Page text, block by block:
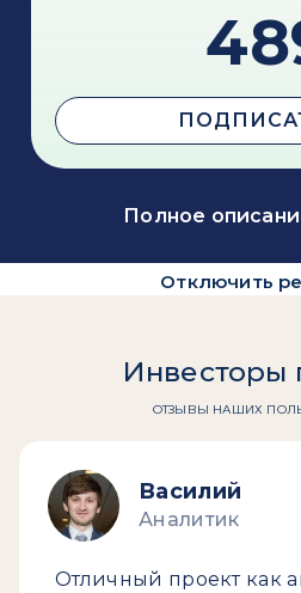
Полное
Отключить
Инвесторы
ОТЗЫВЫ НАШИХ
Василий
Аналитик
Отличный проект как